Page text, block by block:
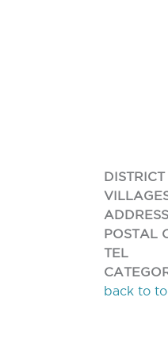
DISTRICT
ADDRESS
POSTAL
TEL
back to